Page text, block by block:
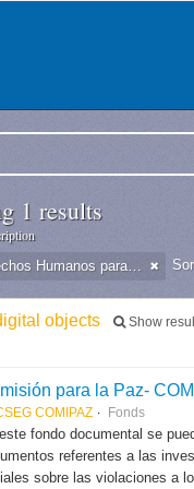
1 results
Secretaría de Derechos Humanos para el Pasado Reciente
objects
Show
COMIPAZ Fonds
fondo documental se
referentes a las
sobre las violaciones a